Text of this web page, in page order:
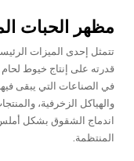
مظهر الحبات
قدرته على إنتاج خيوط
في الصناعات التي يبقى
والهياكل الزخرفية،
اندماج الشقوق بشكل أملس
المنتظمة.